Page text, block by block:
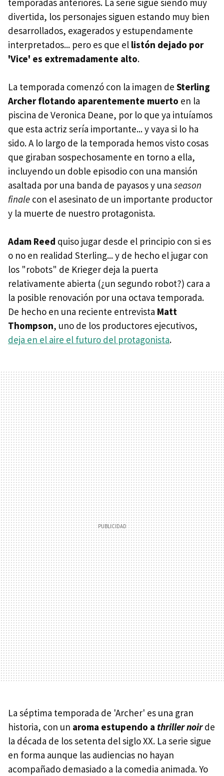
temporadas anteriores. La serie sigue siendo muy
divertida, los personajes siguen estando muy bien
desarrollados, exagerados y estupendamente
interpretados... pero es que el listón dejado por
'Vice' es extremadamente alto.
La temporada comenzó con la imagen de Sterling
Archer flotando aparentemente muerto en la
piscina de Veronica Deane, por lo que ya intuíamos
que esta actriz sería importante... y vaya si lo ha
sido. A lo largo de la temporada hemos visto cosas
que giraban sospechosamente en torno a ella,
incluyendo un doble episodio con una mansión
asaltada por una banda de payasos y una season
finale con el asesinato de un importante productor
y la muerte de nuestro protagonista.
Adam Reed quiso jugar desde el principio con si es
o no en realidad Sterling... y de hecho el jugar con
los "robots" de Krieger deja la puerta
relativamente abierta (¿un segundo robot?) cara a
la posible renovación por una octava temporada.
De hecho en una reciente entrevista Matt
Thompson, uno de los productores ejecutivos,
deja en el aire el futuro del protagonista.
La séptima temporada de 'Archer' es una gran
historia, con un aroma estupendo a thriller noirde
la década de los setenta del siglo XX. La serie sigue
en forma aunque las audiencias no hayan
acompañado demasiado a la comedia animada. Yo